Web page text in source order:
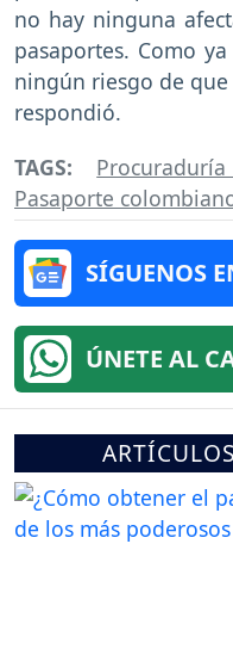
no hay ninguna
pasaportes. Como
ningún riesgo de
respondió.
TAGS:
Pasaporte
SÍGUENOS
ÚNETE AL